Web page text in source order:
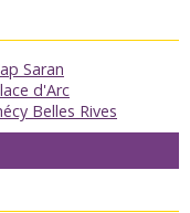
Saran
d'Arc
Belles Rives